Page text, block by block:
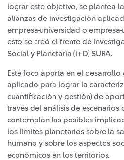
lograr este objetivo, se plantea
alianzas de investigación
empresa-universidad o empresa-
esto se creó el frente de
Social y Planetaria (i+D) SURA.
Este foco aporta en el
aplicado para lograr la
cuantificación y gestión) de
través del análisis de escenarios
contemplan las posibles
los límites planetarios sobre la
humano y sobre los aspectos
económicos en los territorios.